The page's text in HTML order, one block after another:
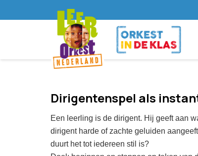
Dirigentenspel als
Een leerling is de dirigent. Hij geeft aan
dirigent harde of zachte geluiden
duurt het tot iedereen stil is?